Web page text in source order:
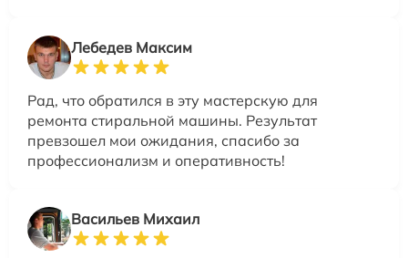
Лебедев Максим
Рад, что обратился в эту мастерскую для
ремонта стиральной машины. Результат
превзошел мои ожидания, спасибо за
профессионализм и оперативность!
Васильев Михаил